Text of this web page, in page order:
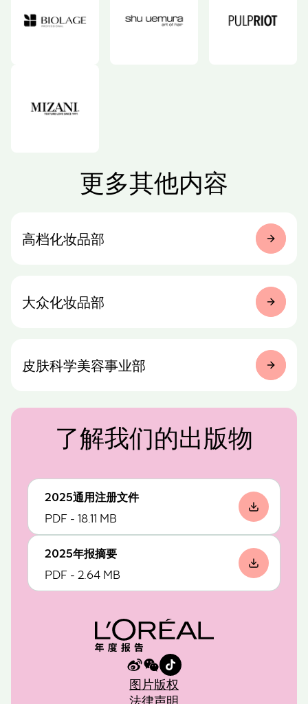
更多其他内容
高档化妆品部
大众化妆品部
皮肤科学美容事业部
了解我们的出版物
2025通用注册文件
PDF - 18.11 MB
2025年报摘要
PDF - 2.64 MB
图片版权
法律声明